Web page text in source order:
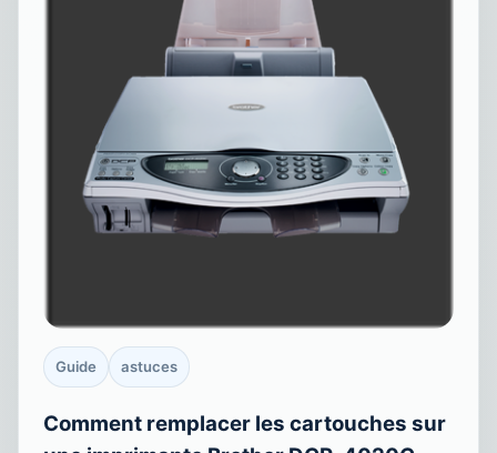
Guide astuces
Comment remplacer les cartouches sur